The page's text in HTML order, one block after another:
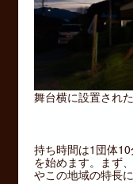
舞台横に設置され
持ち時間は1団体
を始めます。まず
やこの地域の特長